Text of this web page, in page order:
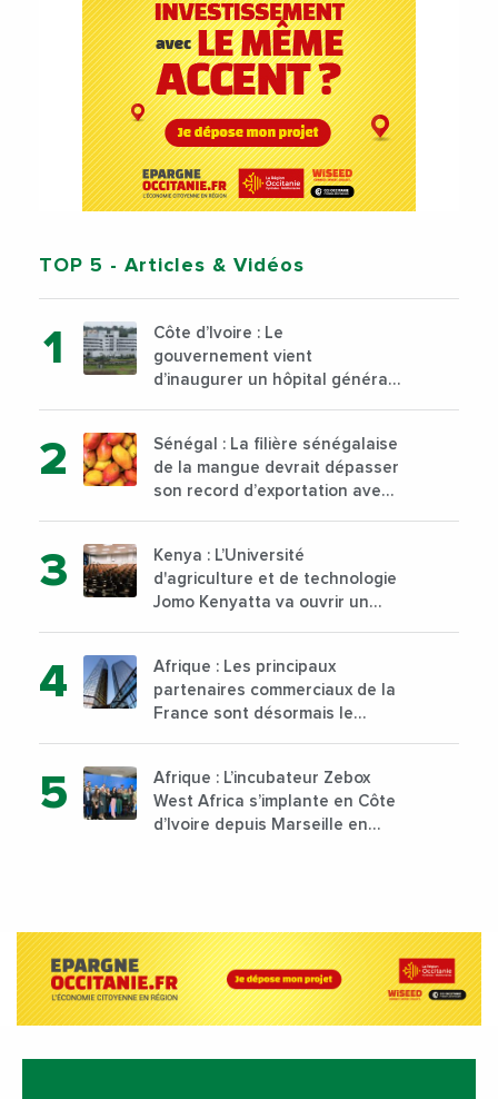
TOP 5 - Articles & Vidéos
Côte d’Ivoire : Le
gouvernement vient
d’inaugurer un hôpital général
Sénégal : La filière sénégalaise
de la mangue devrait dépasser
son record d’exportation avec
Kenya : L’Université
d'agriculture et de technologie
Jomo Kenyatta va ouvrir un
sur son campus de Karen à
Nairobi dès janvier 2023
Afrique : Les principaux
partenaires commerciaux de la
France sont désormais le
Afrique : L’incubateur Zebox
West Africa s’implante en Côte
d’Ivoire depuis Marseille en